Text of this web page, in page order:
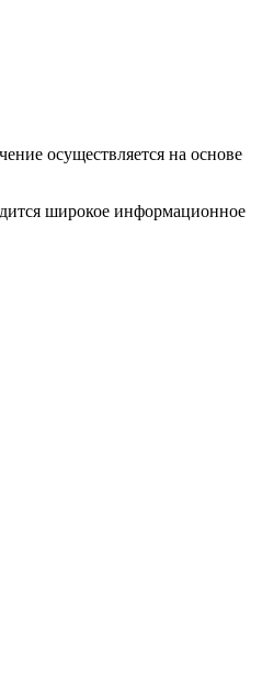
осуществляется на основе
широкое информационное